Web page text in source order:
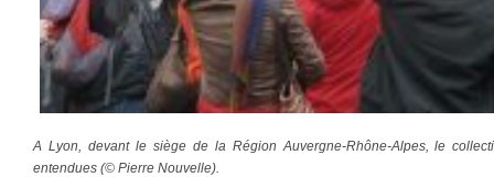
A Lyon, devant le siège de la Région Auvergne-Rhône-Alpes, le
entendues (© Pierre Nouvelle).